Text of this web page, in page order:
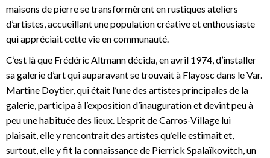
maisons de pierre se transformèrent en rustiques ateliers
d’artistes, accueillant une population créative et enthousiaste
qui appréciait cette vie en communauté.
C’est là que Frédéric Altmann décida, en avril 1974, d’installer
sa galerie d’art qui auparavant se trouvait à Flayosc dans le Var.
Martine Doytier, qui était l’une des artistes principales de la
galerie, participa à l’exposition d’inauguration et devint peu à
peu une habituée des lieux. L’esprit de Carros-Village lui
plaisait, elle y rencontrait des artistes qu’elle estimait et,
surtout, elle y fit la connaissance de Pierrick Spalaïkovitch, un